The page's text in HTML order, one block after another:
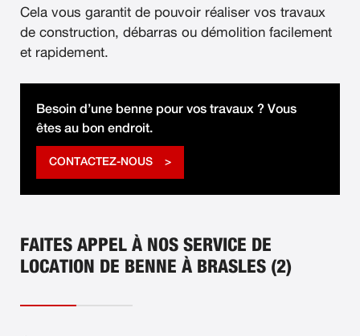
Cela vous garantit de pouvoir réaliser vos travaux
de construction, débarras ou démolition facilement
et rapidement.
Besoin d’une benne pour vos travaux ? Vous
êtes au bon endroit.
CONTACTEZ-NOUS
FAITES APPEL À NOS SERVICE DE
LOCATION DE BENNE À BRASLES (2)